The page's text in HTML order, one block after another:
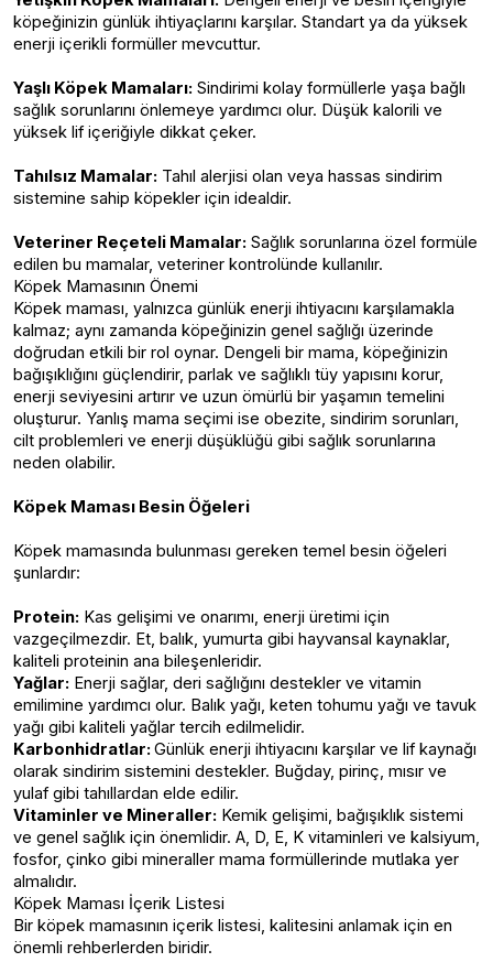
köpeğinizin günlük ihtiyaçlarını karşılar. Standart ya da yüksek
enerji içerikli formüller mevcuttur.
Yaşlı Köpek Mamaları: Sindirimi kolay formüllerle yaşa bağlı
sağlık sorunlarını önlemeye yardımcı olur. Düşük kalorili ve
yüksek lif içeriğiyle dikkat çeker.
Tahılsız Mamalar: Tahıl alerjisi olan veya hassas sindirim
sistemine sahip köpekler için idealdir.
Veteriner Reçeteli Mamalar: Sağlık sorunlarına özel formüle
edilen bu mamalar, veteriner kontrolünde kullanılır.
Köpek Mamasının Önemi
Köpek maması, yalnızca günlük enerji ihtiyacını karşılamakla
kalmaz; aynı zamanda köpeğinizin genel sağlığı üzerinde
doğrudan etkili bir rol oynar. Dengeli bir mama, köpeğinizin
bağışıklığını güçlendirir, parlak ve sağlıklı tüy yapısını korur,
enerji seviyesini artırır ve uzun ömürlü bir yaşamın temelini
oluşturur. Yanlış mama seçimi ise obezite, sindirim sorunları,
cilt problemleri ve enerji düşüklüğü gibi sağlık sorunlarına
neden olabilir.
Köpek Maması Besin Öğeleri
Köpek mamasında bulunması gereken temel besin öğeleri
şunlardır:
Protein: Kas gelişimi ve onarımı, enerji üretimi için
vazgeçilmezdir. Et, balık, yumurta gibi hayvansal kaynaklar,
kaliteli proteinin ana bileşenleridir.
Yağlar: Enerji sağlar, deri sağlığını destekler ve vitamin
emilimine yardımcı olur. Balık yağı, keten tohumu yağı ve tavuk
yağı gibi kaliteli yağlar tercih edilmelidir.
Karbonhidratlar: Günlük enerji ihtiyacını karşılar ve lif kaynağı
olarak sindirim sistemini destekler. Buğday, pirinç, mısır ve
yulaf gibi tahıllardan elde edilir.
Vitaminler ve Mineraller: Kemik gelişimi, bağışıklık sistemi
ve genel sağlık için önemlidir. A, D, E, K vitaminleri ve kalsiyum,
fosfor, çinko gibi mineraller mama formüllerinde mutlaka yer
almalıdır.
Köpek Maması İçerik Listesi
Bir köpek mamasının içerik listesi, kalitesini anlamak için en
önemli rehberlerden biridir.